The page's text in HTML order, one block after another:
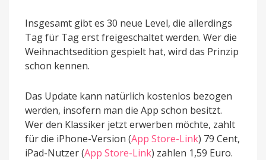
Insgesamt gibt es 30 neue Level, die allerdings
Tag für Tag erst freigeschaltet werden. Wer die
Weihnachtsedition gespielt hat, wird das Prinzip
schon kennen.
Das Update kann natürlich kostenlos bezogen
werden, insofern man die App schon besitzt.
Wer den Klassiker jetzt erwerben möchte, zahlt
für die iPhone-Version (App Store-Link) 79 Cent,
iPad-Nutzer (App Store-Link) zahlen 1,59 Euro.